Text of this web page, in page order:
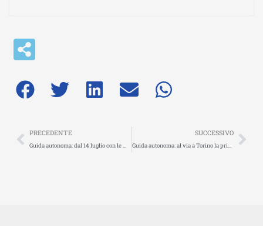
Precedente
PRECEDENTE
Guida autonoma: dal 14 luglio con le modifiche alla Convenzione di Vienna si potrebbe sbloccare il Livello 3
SUCCESSIVO
Guida autonoma: al via a Torino la prima sperimentazione di navette con il progetto “Sperimentazione Italia”